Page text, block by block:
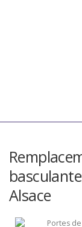
Alsace